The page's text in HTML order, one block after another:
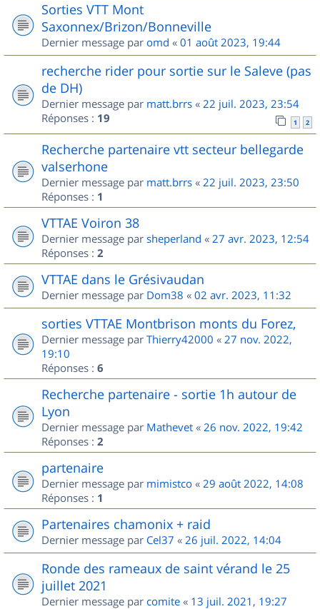
Sorties VTT Mont
Saxonnex/Brizon/Bonneville
Dernier message par omd « 01 août 2023, 19:44
recherche rider pour sortie sur le Saleve (pas
de DH)
Dernier message par matt.brrs « 22 juil. 2023, 23:54
Réponses : 19 1 2
Recherche partenaire vtt secteur bellegarde
valserhone
Dernier message par matt.brrs « 22 juil. 2023, 23:50
Réponses : 1
VTTAE Voiron 38
Dernier message par sheperland « 27 avr. 2023, 12:54
Réponses : 2
VTTAE dans le Grésivaudan
Dernier message par Dom38 « 02 avr. 2023, 11:32
sorties VTTAE Montbrison monts du Forez,
Dernier message par Thierry42000 « 27 nov. 2022,
19:10
Réponses : 6
Recherche partenaire - sortie 1h autour de
Lyon
Dernier message par Mathevet « 26 nov. 2022, 19:42
Réponses : 2
partenaire
Dernier message par mimistco « 29 août 2022, 14:08
Réponses : 1
Partenaires chamonix + raid
Dernier message par Cel37 « 26 juil. 2022, 14:04
Ronde des rameaux de saint vérand le 25
juillet 2021
Dernier message par comite « 13 juil. 2021, 19:27